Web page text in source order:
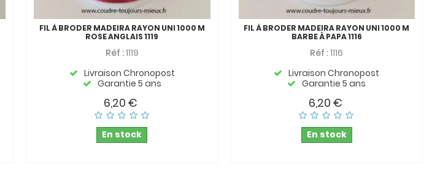
FIL À BRODER MADEIRA RAYON UNI 1000 M
ROSE ANGLAIS 1119
Réf :1119
Livraison Chronopost
Garantie 5 ans
6,20 €
En stock
FIL À BRODER MADEIRA RAYON UNI 1000 M
BARBE À PAPA 1116
Réf :1116
Livraison Chronopost
Garantie 5 ans
6,20 €
En stock